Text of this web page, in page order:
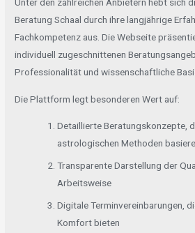
Beratung Schaal durch ihre langjährige
Fachkompetenz aus. Die Webseite
individuell zugeschnittenen
Professionalität und wissenschaftliche
Die Plattform legt besonderen Wert auf:
Detaillierte Beratungskonzepte,
astrologischen Methoden
Transparente Darstellung der
Arbeitsweise
Digitale Terminvereinbarungen,
Komfort bieten